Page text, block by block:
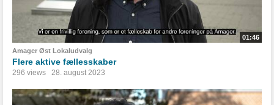
01:46
Amager Øst Lokaludvalg
Flere aktive fællesskaber
296 views 28. august 2023